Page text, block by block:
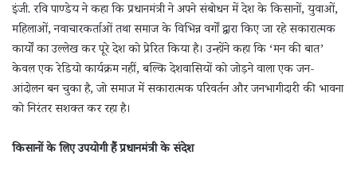
इंजी. रवि पाण्डेय ने कहा कि प्रधानमंत्री ने अपने संबोधन में देश के किसानों, युवाओं,
महिलाओं, नवाचारकर्ताओं तथा समाज के विभिन्न वर्गों द्वारा किए जा रहे सकारात्मक
कार्यों का उल्लेख कर पूरे देश को प्रेरित किया है। उन्होंने कहा कि ‘मन की बात’
केवल एक रेडियो कार्यक्रम नहीं, बल्कि देशवासियों को जोड़ने वाला एक जन-
आंदोलन बन चुका है, जो समाज में सकारात्मक परिवर्तन और जनभागीदारी की भावना
को निरंतर सशक्त कर रहा है।
किसानों के लिए उपयोगी हैं प्रधानमंत्री के संदेश